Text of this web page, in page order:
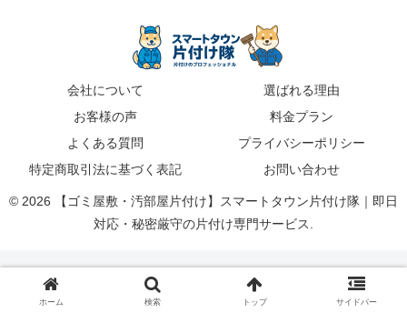
会社について
選ばれる理由
お客様の声
料金プラン
よくある質問
プライバシーポリシー
特定商取引法に基づく表記
お問い合わせ
© 2026 【ゴミ屋敷・汚部屋片付け】スマートタウン片付け隊｜即日
対応・秘密厳守の片付け専門サービス.
ホーム 検索 トップ サイドバー